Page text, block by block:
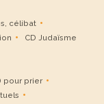
célibat
CD Judaïsme
pour prier